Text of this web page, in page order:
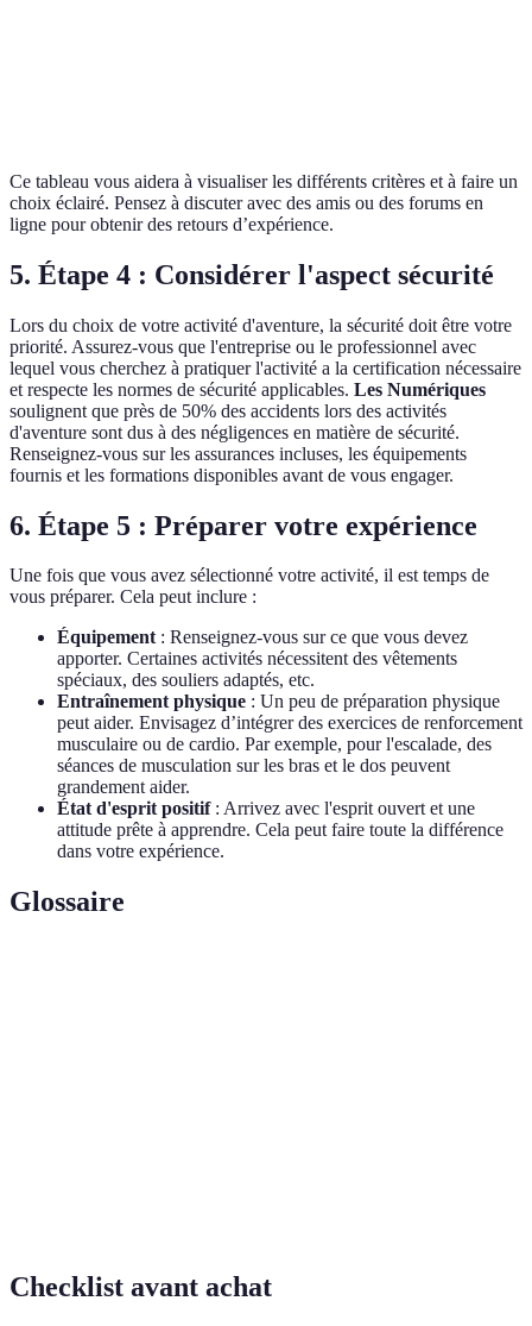
Ce tableau vous aidera à visualiser les différents critères et à faire un
choix éclairé. Pensez à discuter avec des amis ou des forums en
ligne pour obtenir des retours d’expérience.
5. Étape 4 : Considérer l'aspect sécurité
Lors du choix de votre activité d'aventure, la sécurité doit être votre
priorité. Assurez-vous que l'entreprise ou le professionnel avec
lequel vous cherchez à pratiquer l'activité a la certification nécessaire
et respecte les normes de sécurité applicables. Les Numériques
soulignent que près de 50% des accidents lors des activités
d'aventure sont dus à des négligences en matière de sécurité.
Renseignez-vous sur les assurances incluses, les équipements
fournis et les formations disponibles avant de vous engager.
6. Étape 5 : Préparer votre expérience
Une fois que vous avez sélectionné votre activité, il est temps de
vous préparer. Cela peut inclure :
Équipement: Renseignez-vous sur ce que vous devez
apporter. Certaines activités nécessitent des vêtements
spéciaux, des souliers adaptés, etc.
Entraînement physique : Un peu de préparation physique
peut aider. Envisagez d’intégrer des exercices de renforcement
musculaire ou de cardio. Par exemple, pour l'escalade, des
séances de musculation sur les bras et le dos peuvent
grandement aider.
État d'esprit positif: Arrivez avec l'esprit ouvert et une
attitude prête à apprendre. Cela peut faire toute la différence
dans votre expérience.
Glossaire
Checklist avant achat